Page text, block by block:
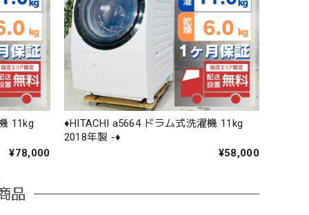
11kg
¥78,000
♦️HITACHI a5664 ドラム式洗濯機 11kg
2018年製 -♦️
¥58,000
品